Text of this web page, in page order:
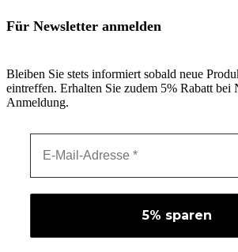
Für Newsletter anmelden
Bleiben Sie stets informiert sobald neue
eintreffen. Erhalten Sie zudem 5% Rabatt bei
Anmeldung.